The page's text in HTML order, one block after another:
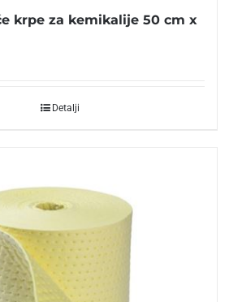
krpe za kemikalije 50 cm x
Detalji